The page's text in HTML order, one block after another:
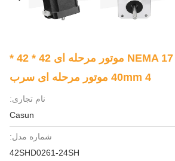
1.8 درجه دو شاخه NEMA 17 موتور مرحله ای 42 * 42 *
40mm 4 موتور مرحله ای سرب
نام تجاری:
Casun
شماره مدل:
42SHD0261-24SH